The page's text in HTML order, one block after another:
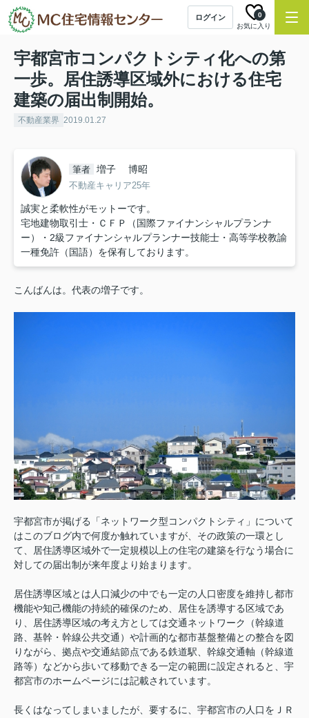
ログイン
お気に入り
0
宇都宮市コンパクトシティ化への第
一歩。居住誘導区域外における住宅
建築の届出制開始。
不動産業界 2019.01.27
筆者 増子 博昭
不動産キャリア25年
誠実と柔軟性がモットーです。
宅地建物取引士・ＣＦＰ（国際ファイナンシャルプランナ
ー）・2級ファイナンシャルプランナー技能士・高等学校教諭
一種免許（国語）を保有しております。
こんばんは。代表の増子です。
宇都宮市が掲げる「ネットワーク型コンパクトシティ」について
はこのブログ内で何度か触れていますが、その政策の一環とし
て、居住誘導区域外で一定規模以上の住宅の建築を行なう場合に
対しての届出制が来年度より始まります。
居住誘導区域とは人口減少の中でも一定の人口密度を維持し都市
機能や知己機能の持続的確保のため、居住を誘導する区域であ
り、居住誘導区域の考え方としては交通ネットワーク（幹線道
路、基幹・幹線公共交通）や計画的な都市基盤整備との整合を図
りながら、拠点や交通結節点である鉄道駅、幹線交通軸（幹線道
路等）などから歩いて移動できる一定の範囲に設定されると、宇
都宮市のホームページには記載されています。
長くはなってしまいましたが、要するに、宇都宮市の人口をＪＲ